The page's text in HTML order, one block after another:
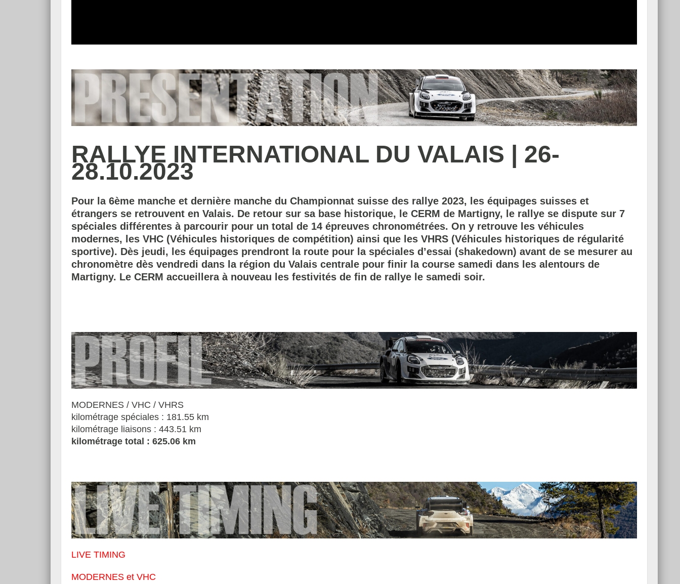
RALLYE INTERNATIONAL DU VALAIS | 26-
28.10.2023
Pour la 6ème manche et dernière manche du Championnat suisse des rallye 2023, les équipages suisses et
étrangers se retrouvent en Valais. De retour sur sa base historique, le CERM de Martigny, le rallye se dispute sur 7
spéciales différentes à parcourir pour un total de 14 épreuves chronométrées. On y retrouve les véhicules
modernes, les VHC (Véhicules historiques de compétition) ainsi que les VHRS (Véhicules historiques de régularité
sportive). Dès jeudi, les équipages prendront la route pour la spéciales d’essai (shakedown) avant de se mesurer au
chronomètre dès vendredi dans la région du Valais centrale pour finir la course samedi dans les alentours de
Martigny. Le CERM accueillera à nouveau les festivités de fin de rallye le samedi soir.
MODERNES / VHC / VHRS
kilométrage spéciales : 181.55 km
kilométrage liaisons : 443.51 km
kilométrage total : 625.06 km
LIVE TIMING
MODERNES et VHC